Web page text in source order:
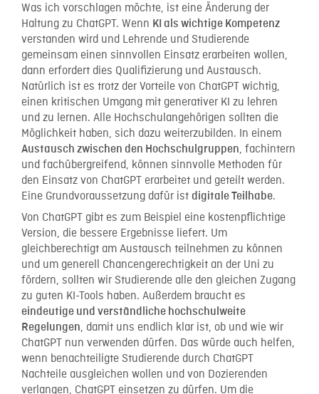
Was ich vorschlagen möchte, ist eine Änderung der
Haltung zu ChatGPT. Wenn KI als wichtige Kompetenz
verstanden wird und Lehrende und Studierende
gemeinsam einen sinnvollen Einsatz erarbeiten wollen,
dann erfordert dies Qualifizierung und Austausch.
Natürlich ist es trotz der Vorteile von ChatGPT wichtig,
einen kritischen Umgang mit generativer KI zu lehren
und zu lernen. Alle Hochschulangehörigen sollten die
Möglichkeit haben, sich dazu weiterzubilden. In einem
Austausch zwischen den Hochschulgruppen, fachintern
und fachübergreifend, können sinnvolle Methoden für
den Einsatz von ChatGPT erarbeitet und geteilt werden.
Eine Grundvoraussetzung dafür ist digitale Teilhabe.
Von ChatGPT gibt es zum Beispiel eine kostenpflichtige
Version, die bessere Ergebnisse liefert. Um
gleichberechtigt am Austausch teilnehmen zu können
und um generell Chancengerechtigkeit an der Uni zu
fördern, sollten wir Studierende alle den gleichen Zugang
zu guten KI-Tools haben. Außerdem braucht es
eindeutige und verständliche hochschulweite
Regelungen, damit uns endlich klar ist, ob und wie wir
ChatGPT nun verwenden dürfen. Das würde auch helfen,
wenn benachteiligte Studierende durch ChatGPT
Nachteile ausgleichen wollen und von Dozierenden
verlangen, ChatGPT einsetzen zu dürfen. Um die